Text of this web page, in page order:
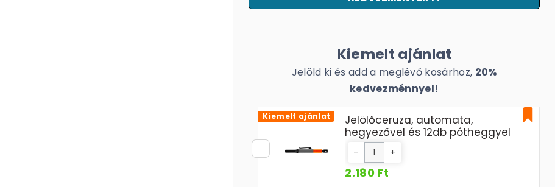
Kiemelt ajánlat
Jelöld ki és add a meglévő kosárhoz, 20%
kedvezménnyel!
Kiemelt ajánlat
Jelölőceruza, automata,
hegyezővel és 12db pótheggyel
- +
2.180 Ft